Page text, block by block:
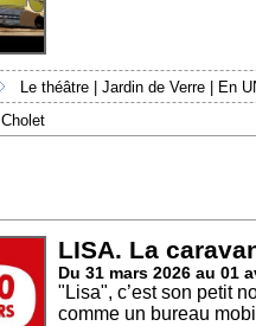
Le théâtre Jardin de Verre
En
Cholet
LISA. La
Du 31 mars 2026 au 01
"Lisa", c’est son petit
comme un bureau